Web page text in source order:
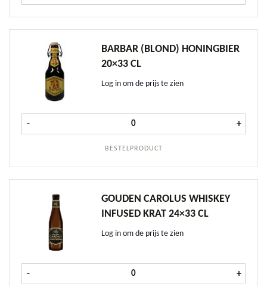
BARBAR (BLOND) HONINGBIER
20×33 CL
Log in om de prijs te zien
BESTELPRODUCT
- Barbar (Blond) Honingbier 20x33
+
GOUDEN CAROLUS WHISKEY
INFUSED KRAT 24×33 CL
Log in om de prijs te zien
- Gouden Carolus Whiskey Infused
+